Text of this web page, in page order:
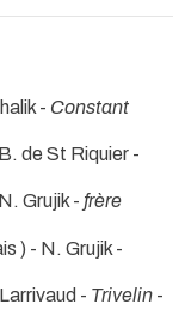
- Constant
de St Riquier -
Grujik - frère
) - N. Grujik -
- Trivelin -